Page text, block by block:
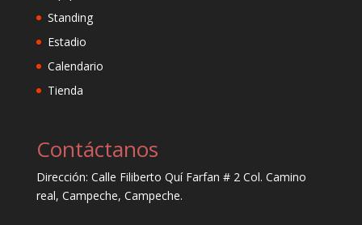
Standing
Estadio
Calendario
Tienda
Contáctanos
Dirección: Calle Filiberto Quí Farfan # 2 Col. Camino
real, Campeche, Campeche.